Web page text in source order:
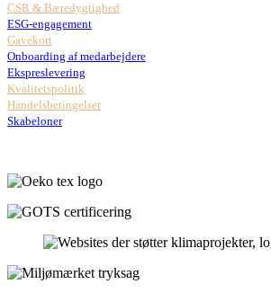
CSR & Bæredygtighed
ESG-engagement
Gavekort
Onboarding af medarbejdere
Ekspreslevering
Kvalitetspolitik
Handelsbetingelser
Skabeloner